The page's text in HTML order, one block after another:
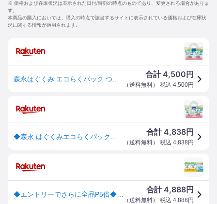
※ 価格および在庫状況は表示された日付/時刻の時点のものであり、変更される場合がありま
す。
本商品の購入においては、購入の時点で該当するサイトに表示されている価格および在庫状
況に関する情報が適用されます。
合計4,500 円
（送料無料） 税込 4,500円
合計4,838円
（送料無料） 税込 4,838 円
合計4,888円
（送料無料） 税込 4,888 円